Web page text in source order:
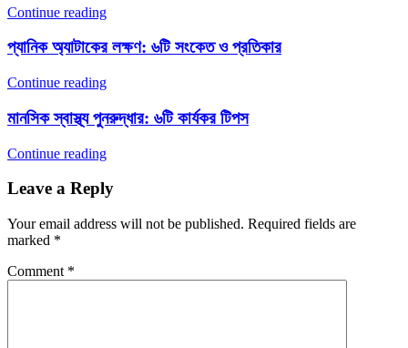
Continue reading
প্যানিক অ্যাটাকের লক্ষণ: ৬টি সংকেত ও প্রতিকার
Continue reading
মানসিক স্বাস্থ্য পুনরুদ্ধার: ৬টি কার্যকর টিপস
Continue reading
Leave a Reply
Your email address will not be published. Required fields are
marked *
Comment *